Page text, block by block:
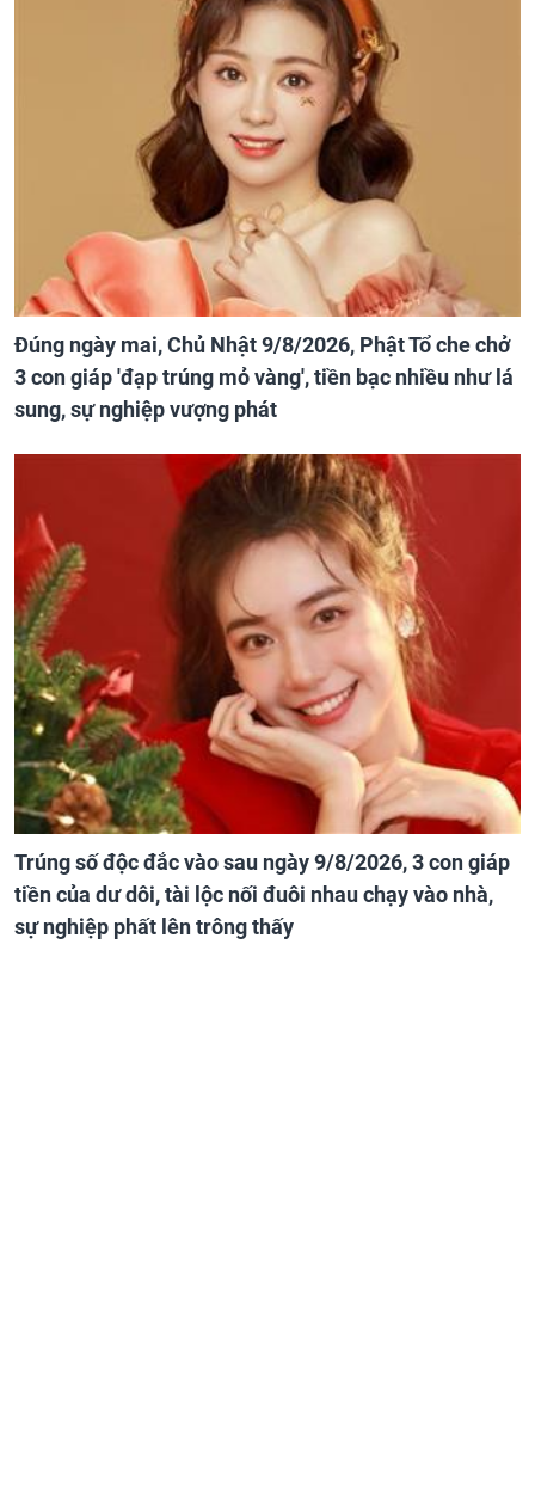
Đúng ngày mai, Chủ Nhật 9/8/2026, Phật Tổ che chở
3 con giáp 'đạp trúng mỏ vàng', tiền bạc nhiều như lá
sung, sự nghiệp vượng phát
Trúng số độc đắc vào sau ngày 9/8/2026, 3 con giáp
tiền của dư dôi, tài lộc nối đuôi nhau chạy vào nhà,
sự nghiệp phất lên trông thấy